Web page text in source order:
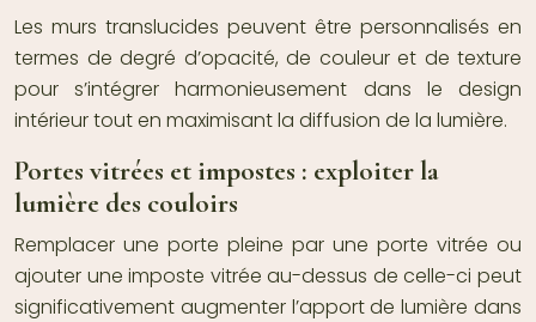
Les murs translucides peuvent être personnalisés en
termes de degré d’opacité, de couleur et de texture
pour s’intégrer harmonieusement dans le design
intérieur tout en maximisant la diffusion de la lumière.
Portes vitrées et impostes : exploiter la
lumière des couloirs
Remplacer une porte pleine par une porte vitrée ou
ajouter une imposte vitrée au-dessus de celle-ci peut
significativement augmenter l’apport de lumière dans